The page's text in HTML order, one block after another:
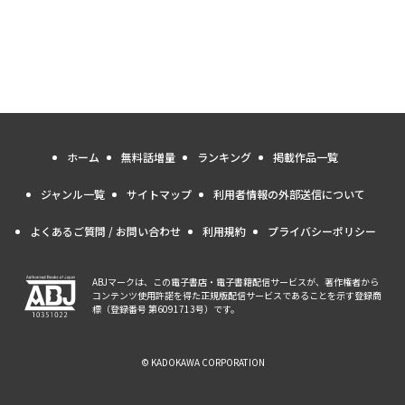
ホーム 無料話増量 ランキング 掲載作品一覧
ジャンル一覧 サイトマップ 利用者情報の外部送信について
よくあるご質問 / お問い合わせ 利用規約 プライバシーポリシー
ABJマークは、この電子書店・電子書籍配信サービスが、著作権者から
コンテンツ使用許諾を得た正規版配信サービスであることを示す登録商
標（登録番号 第6091713号）です。
© KADOKAWA CORPORATION